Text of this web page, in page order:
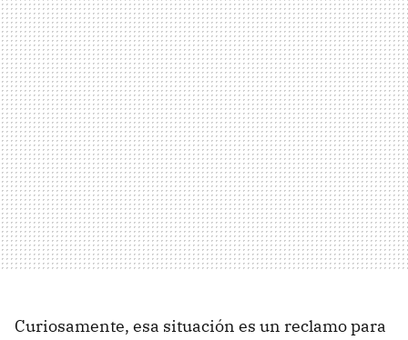
Curiosamente, esa situación es un reclamo para